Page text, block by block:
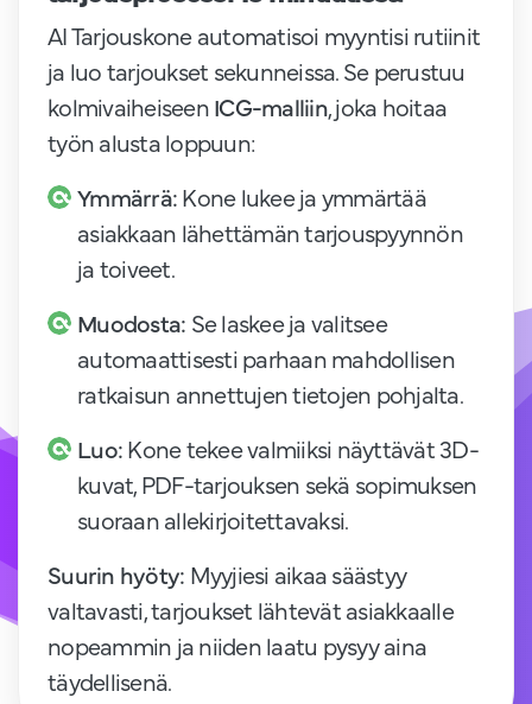
AI Tarjouskone automatisoi myyntisi rutiinit
ja luo tarjoukset sekunneissa. Se perustuu
kolmivaiheiseenICG-malliin, joka hoitaa
työn alusta loppuun:
Ymmärrä:Kone lukee ja ymmärtää
asiakkaan lähettämän tarjouspyynnön
ja toiveet.
Muodosta: Se laskee ja valitsee
automaattisesti parhaan mahdollisen
ratkaisun annettujen tietojen pohjalta.
Luo:Kone tekee valmiiksi näyttävät 3D-
kuvat, PDF-tarjouksen sekä sopimuksen
suoraan allekirjoitettavaksi.
Suurin hyöty: Myyjiesi aikaa säästyy
valtavasti, tarjoukset lähtevät asiakkaalle
nopeammin ja niiden laatu pysyy aina
täydellisenä.